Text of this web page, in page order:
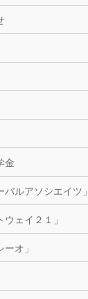
金
ルアソシエイツ」
ェイ２１」
オ」